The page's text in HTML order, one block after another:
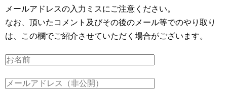
メールアドレスの入力ミスにご注意ください。
なお、頂いたコメント及びその後のメール等でのやり取り
は、この欄でご紹介させていただく場合がございます。